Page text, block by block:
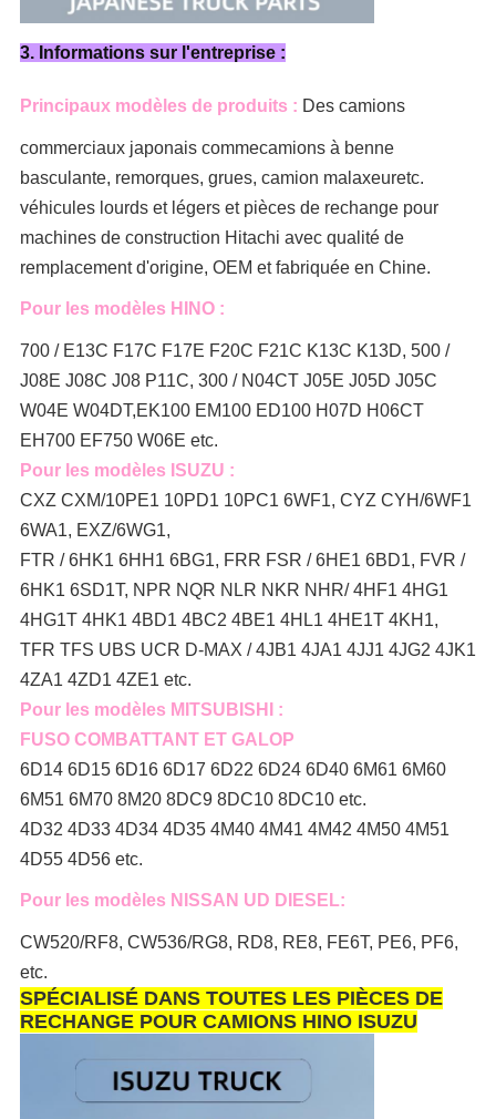
3. Informations sur l'entreprise :
Principaux modèles de produits : Des camions
commerciaux japonais commecamions à benne
basculante, remorques, grues, camion malaxeuretc.
véhicules lourds et légers et pièces de rechange pour
machines de construction Hitachi avec qualité de
remplacement d'origine, OEM et fabriquée en Chine.
Pour les modèles HINO :
700 / E13C F17C F17E F20C F21C K13C K13D, 500 /
J08E J08C J08 P11C, 300 / N04CT J05E J05D J05C
W04E W04DT,EK100 EM100 ED100 H07D H06CT
EH700 EF750 W06E etc.
Pour les modèles ISUZU :
CXZ CXM/10PE1 10PD1 10PC1 6WF1, CYZ CYH/6WF1
6WA1, EXZ/6WG1,
FTR / 6HK1 6HH1 6BG1, FRR FSR / 6HE1 6BD1, FVR /
6HK1 6SD1T, NPR NQR NLR NKR NHR/ 4HF1 4HG1
4HG1T 4HK1 4BD1 4BC2 4BE1 4HL1 4HE1T 4KH1,
TFR TFS UBS UCR D-MAX / 4JB1 4JA1 4JJ1 4JG2 4JK1
4ZA1 4ZD1 4ZE1 etc.
Pour les modèles MITSUBISHI :
FUSO COMBATTANT ET GALOP
6D14 6D15 6D16 6D17 6D22 6D24 6D40 6M61 6M60
6M51 6M70 8M20 8DC9 8DC10 8DC10 etc.
4D32 4D33 4D34 4D35 4M40 4M41 4M42 4M50 4M51
4D55 4D56 etc.
Pour les modèles NISSAN UD DIESEL:
CW520/RF8, CW536/RG8, RD8, RE8, FE6T, PE6, PF6,
etc.
SPÉCIALISÉ DANS TOUTES LES PIÈCES DE
RECHANGE POUR CAMIONS HINO ISUZU